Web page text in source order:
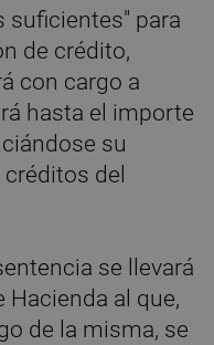
suficientes" para
de crédito,
con cargo a
hasta el importe
su
del
se llevará
Hacienda al que,
de la misma, se